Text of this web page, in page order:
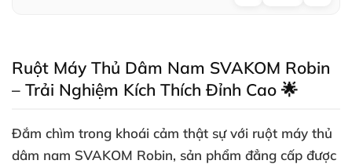
Ruột Máy Thủ Dâm Nam SVAKOM Robin
– Trải Nghiệm Kích Thích Đỉnh Cao 🌟
Đắm chìm trong khoái cảm thật sự với ruột máy thủ
dâm nam SVAKOM Robin, sản phẩm đẳng cấp được